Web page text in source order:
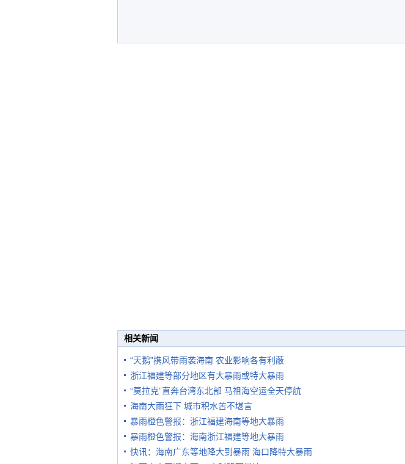
相关新闻
“天鹅”携风带雨袭海南 农业影响各有利蔽
浙江福建等部分地区有大暴雨或特大暴雨
“莫拉克”直奔台湾东北部 马祖海空运全天停航
海南大雨狂下 城市积水苦不堪言
暴雨橙色警报：浙江福建海南等地大暴雨
暴雨橙色警报：海南浙江福建等地大暴雨
快讯：海南广东等地降大到暴雨 海口降特大暴雨